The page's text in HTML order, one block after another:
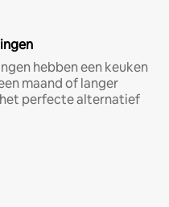
hebben een keuken
maand of langer
perfecte alternatief